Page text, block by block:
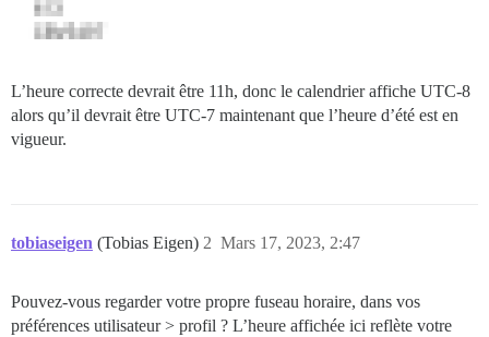
L’heure correcte devrait être 11h, donc le calendrier affiche UTC-8
alors qu’il devrait être UTC-7 maintenant que l’heure d’été est en
vigueur.
tobiaseigen (Tobias Eigen) Mars 17, 2023, 2:47
2
Pouvez-vous regarder votre propre fuseau horaire, dans vos
préférences utilisateur > profil ? L’heure affichée ici reflète votre